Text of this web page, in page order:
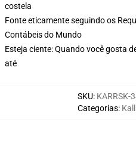
costela
Fonte eticamente seguindo os
Contábeis do Mundo
Esteja ciente: Quando você gosta
até
SKU: KARRSK-
Categorias: